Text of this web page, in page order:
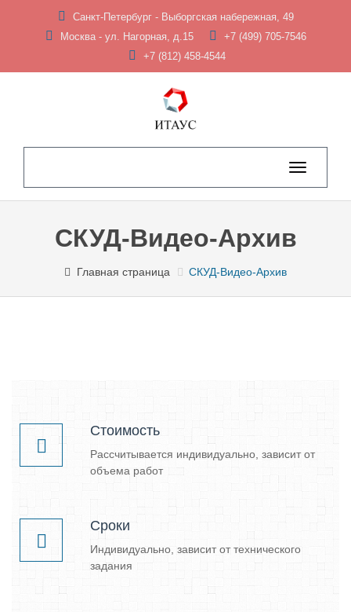
Санкт-Петербург - Выборгская набережная, 49
Москва - ул. Нагорная, д.15
+7 (499) 705-7546
+7 (812) 458-4544
Toggle
navigation
СКУД-Видео-Архив
Главная страница СКУД-Видео-Архив
Стоимость
Рассчитывается индивидуально, зависит от
объема работ
Сроки
Индивидуально, зависит от технического
задания